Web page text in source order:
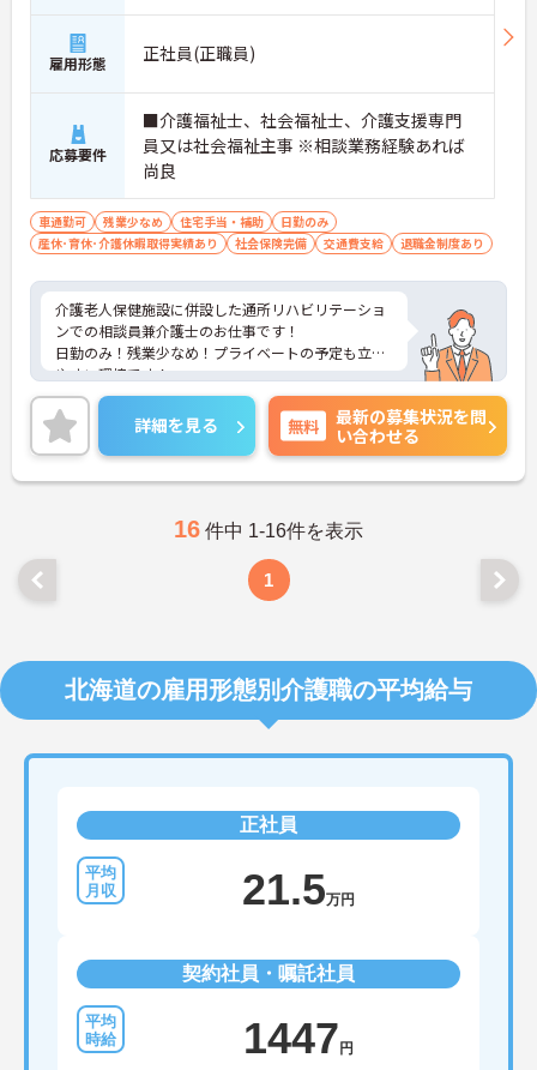
雇用形態 正社員(正職員)
応募要件
■介護福祉士、社会福祉士、介護支援専門
員又は社会福祉主事 ※相談業務経験あれば
尚良
車通勤可 残業少なめ 住宅手当・補助
日勤のみ
産休･育休･介護休暇取得実績あり
社会保険完備 交通費支給 退職金制度あり
介護老人保健施設に併設した通所リハビリテーショ
ンでの相談員兼介護士のお仕事です！
日勤のみ！残業少なめ！プライベートの予定も立て
やすい環境です！
ご興味ある方には、面接のポイントなど、さらに詳
細をお話致しますのでお気軽にご相談ください。
詳細を見る 無料
最新の募集状況を問
い合わせる
16 件中 1-16件を表示
1
北海道の雇用形態別介護職の平均給与
正社員
21.5万円
契約社員・嘱託社員
1447円